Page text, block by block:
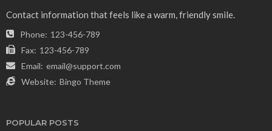
Contact information that feels like a warm, friendly smile.
Phone: 123-456-789
Fax: 123-456-789
Email: email@support.com
Website: Bingo Theme
POPULAR POSTS